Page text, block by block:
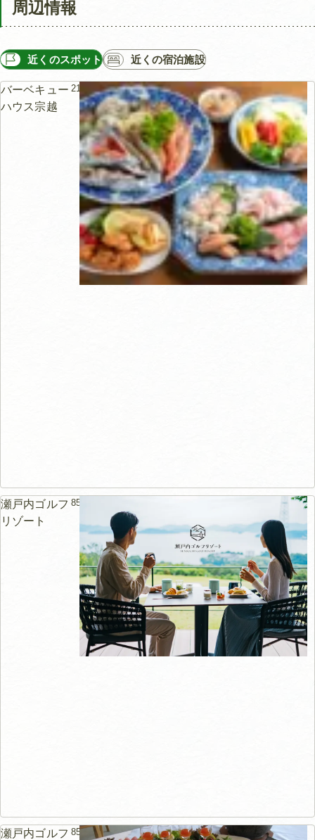
周辺情報
近くのスポット 近くの宿泊施設
バーベキュー
ハウス宗越
215m
瀬戸内ゴルフ
リゾート
853m
瀬戸内ゴルフ 854m